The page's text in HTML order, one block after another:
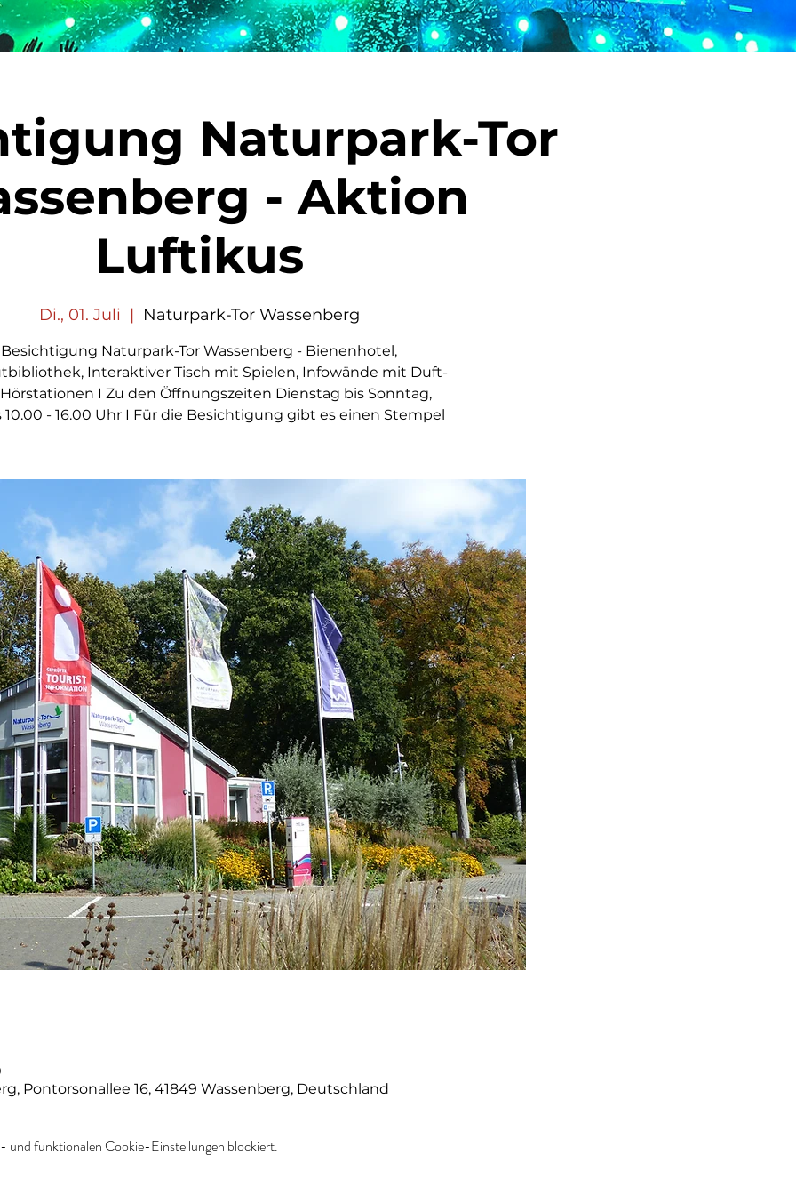
Naturpark-Tor
- Aktion
Luftikus
Di., 01. Juli
  |
Naturpark-Tor Wassenberg
Besichtigung Naturpark-Tor Wassenberg - Bienenhotel,
Interaktiver Tisch mit Spielen, Infowände mit Duft-
I Zu den Öffnungszeiten Dienstag bis Sonntag,
10.00 - 16.00 Uhr I Für die Besichtigung gibt es einen Stempel
Pontorsonallee 16, 41849 Wassenberg, Deutschland
und funktionalen Cookie-Einstellungen blockiert.